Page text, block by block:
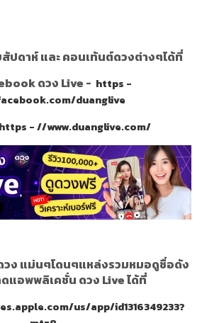
ปดาห์ และ คอนเท้นต์ดวงต่างๆได้ที่
ดวง Live - https -
duanglive
https - //www.duanglive.com/
วง แม่นๆโดนๆแหล่งรวมหมอดูชื่อดัง
แอพพลิเคชั่น ดวง Live ได้ที่
us/app/id1316349233?